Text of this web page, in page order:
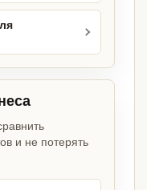
и не потерять